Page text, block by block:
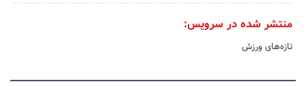
منتشر شده در سرویس:
تازه‌های ورزش